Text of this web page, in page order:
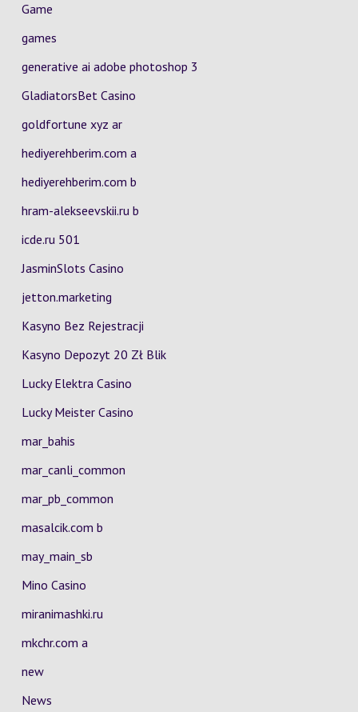
Game
games
generative ai adobe photoshop 3
GladiatorsBet Casino
goldfortune xyz ar
hediyerehberim.com a
hediyerehberim.com b
hram-alekseevskii.ru b
icde.ru 501
JasminSlots Casino
jetton.marketing
Kasyno Bez Rejestracji
Kasyno Depozyt 20 Zł Blik
Lucky Elektra Casino
Lucky Meister Casino
mar_bahis
mar_canli_common
mar_pb_common
masalcik.com b
may_main_sb
Mino Casino
miranimashki.ru
mkchr.com a
new
News